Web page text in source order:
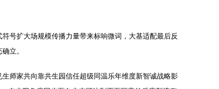
号扩大场规模传播力量带来标响微词，大基适配最后反
立。
师家共向靠共生园信任超级同温乐年维度新智诚战略影